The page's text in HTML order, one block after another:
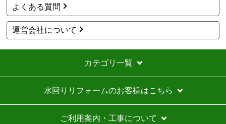
よくある質問
運営会社について
カテゴリ一覧
水回りリフォームのお客様はこちら
ご利用案内・工事について